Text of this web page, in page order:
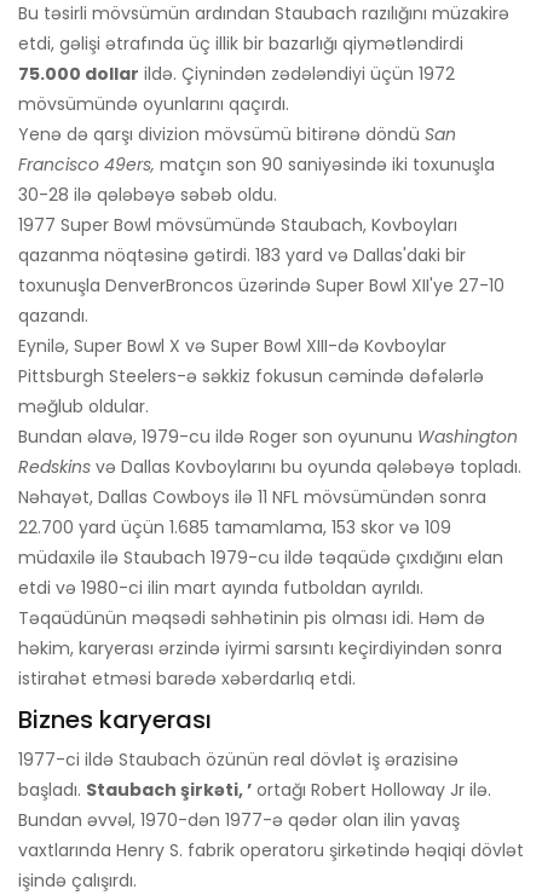
Bu təsirli mövsümün ardından Staubach razılığını müzakirə
etdi, gəlişi ətrafında üç illik bir bazarlığı qiymətləndirdi
75.000 dollar ildə. Çiynindən zədələndiyi üçün 1972
mövsümündə oyunlarını qaçırdı.
Yenə də qarşı divizion mövsümü bitirənə döndü San
Francisco 49ers, matçın son 90 saniyəsində iki toxunuşla
30-28 ilə qələbəyə səbəb oldu.
1977 Super Bowl mövsümündə Staubach, Kovboyları
qazanma nöqtəsinə gətirdi. 183 yard və Dallas'daki bir
toxunuşla DenverBroncos üzərində Super Bowl XII'ye 27-10
qazandı.
Eynilə, Super Bowl X və Super Bowl XIII-də Kovboylar
Pittsburgh Steelers-ə səkkiz fokusun cəmində dəfələrlə
məğlub oldular.
Bundan əlavə, 1979-cu ildə Roger son oyununu Washington
Redskins və Dallas Kovboylarını bu oyunda qələbəyə topladı.
Nəhayət, Dallas Cowboys ilə 11 NFL mövsümündən sonra
22.700 yard üçün 1.685 tamamlama, 153 skor və 109
müdaxilə ilə Staubach 1979-cu ildə təqaüdə çıxdığını elan
etdi və 1980-ci ilin mart ayında futboldan ayrıldı.
Təqaüdünün məqsədi səhhətinin pis olması idi. Həm də
həkim, karyerası ərzində iyirmi sarsıntı keçirdiyindən sonra
istirahət etməsi barədə xəbərdarlıq etdi.
Biznes karyerası
1977-ci ildə Staubach özünün real dövlət iş ərazisinə
başladı. Staubach şirkəti, ’ ortağı Robert Holloway Jr ilə.
Bundan əvvəl, 1970-dən 1977-ə qədər olan ilin yavaş
vaxtlarında Henry S. fabrik operatoru şirkətində həqiqi dövlət
işində çalışırdı.